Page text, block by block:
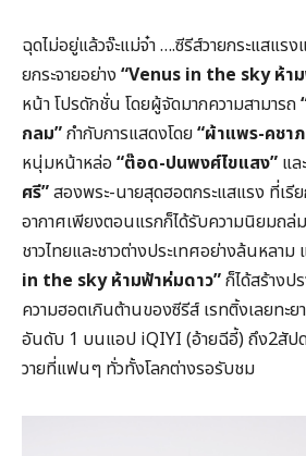
ฉุดไม่อยู่แล้วจ๊ะแม่จ๋า ….ซีรีส์วายกระแสแ
ยกระจายอย่าง “Venus in the sky ห้า
หน้า โปรดักชั่น โดยผู้จัดมากความสามารถ
กลม”กำกับการแสดงโดย“ผ้าแพร-คชา
หนุ่มหน้าหล่อ “ต๊อด-ปนพงศ์ไขแสง” แล
ศรี”สองพระ-นายสุดฮอตกระแสแรง ที่เรี
อากาศเพียงตอนแรกก็ได้รับความนิยมถ
ชาวไทยและชาวต่างประเทศอย่างล้นหลาม
in the sky ห้ามฟ้าห่มดาว”ก็ได้สร้างป
ความฮอตเกินต้านของซีรีส์ เรทติ้งเลยทะ
อันดับ 1 บนแอป iQIYI (อ้ายฉีอี้) ถึง2สัป
วายที่แฟนๆ ทั่วทั้งโลกต่างรอรับชม